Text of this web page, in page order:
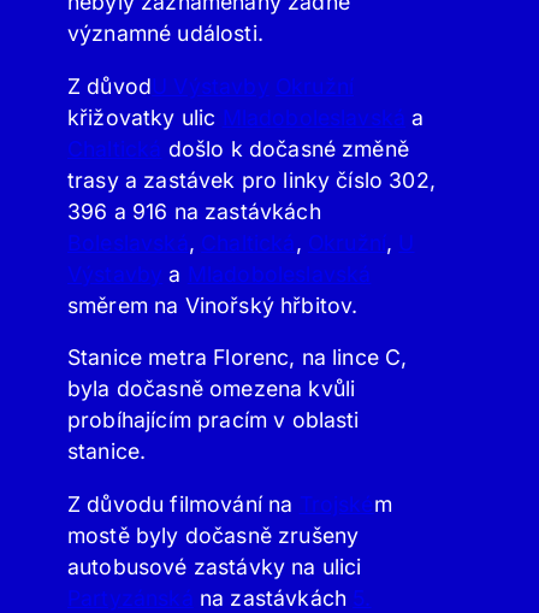
významné události.
Z důvodU Výstavby Okružní
křižovatky ulic Mladoboleslavská a
Chaltická došlo k dočasné změně
trasy a zastávek pro linky číslo 302,
396 a 916 na zastávkách
Boleslavská, Chaltická, Okružní, U
Výstavby a Mladoboleslavská
směrem na Vinořský hřbitov.
Stanice metra Florenc, na lince C,
byla dočasně omezena kvůli
probíhajícím pracím v oblasti
stanice.
Z důvodu filmování na Trojském
mostě byly dočasně zrušeny
autobusové zastávky na ulici
Partyzánská na zastávkách 5.